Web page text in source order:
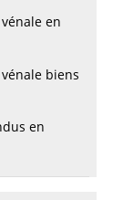
en
biens
en